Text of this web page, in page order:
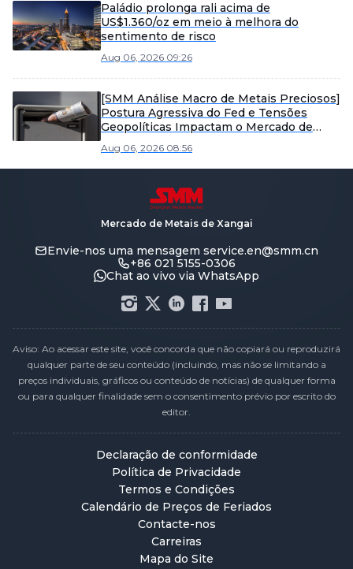
Paládio prolonga rali acima de
US$1.360/oz em meio à melhora do
sentimento de risco
Aug 06, 2026 09:26
[SMM Análise Macro de Metais Preciosos]
Postura Agressiva do Fed e Tensões
Geopolíticas Impactam o Mercado de
Aug 06, 2026 08:56
Mercado de Metais de Xangai
Envie-nos uma mensagem service.en@smm.cn
+86 021 5155-0306
Chat ao vivo via WhatsApp
Aviso: Ao acessar este site, você concorda que não copiará ou reproduzirá
qualquer parte de seu conteúdo (incluindo, mas não se limitando a
preços individuais, gráficos ou conteúdo de notícias) de qualquer forma
ou para qualquer finalidade sem o consentimento prévio por escrito do
editor.
Declaração de conformidade
Política de Privacidade
Termos e Condições
Calendário de Preços de Feriados
Contacte-nos
Carreiras
Mapa do Site